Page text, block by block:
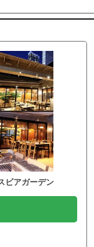
ビアガーデン